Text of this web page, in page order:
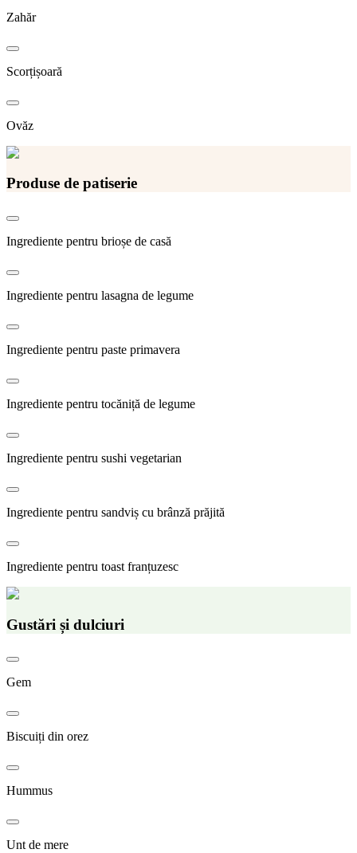
Zahăr
Scorțișoară
Ovăz
Produse de patiserie
Ingrediente pentru brioșe de casă
Ingrediente pentru lasagna de legume
Ingrediente pentru paste primavera
Ingrediente pentru tocăniță de legume
Ingrediente pentru sushi vegetarian
Ingrediente pentru sandviș cu brânză prăjită
Ingrediente pentru toast franțuzesc
Gustări și dulciuri
Gem
Biscuiți din orez
Hummus
Unt de mere